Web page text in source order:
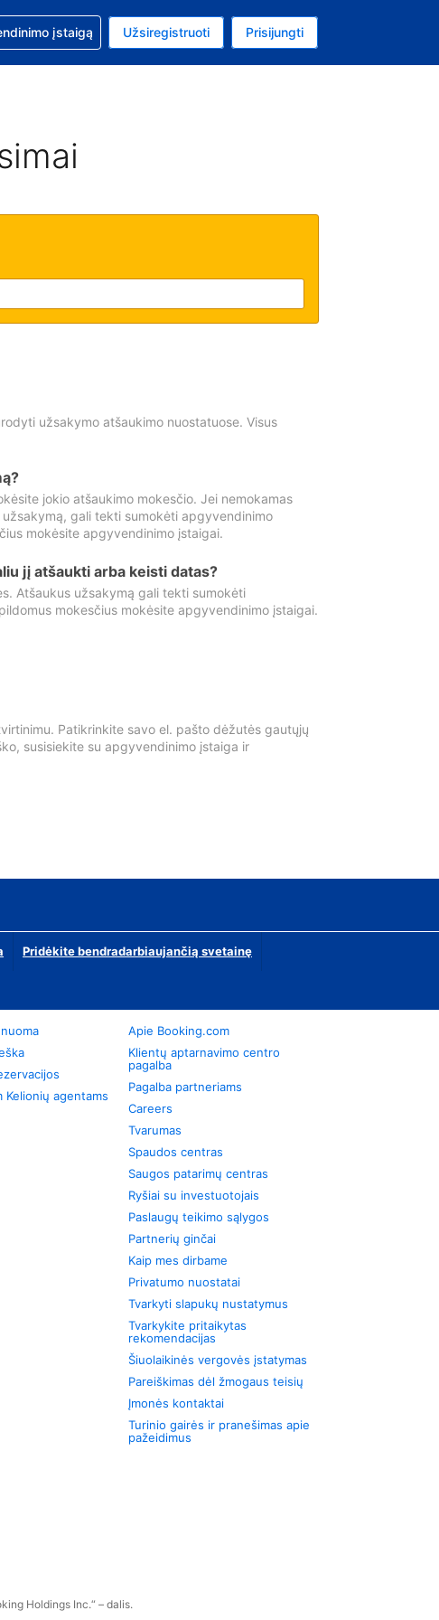
Jungtinių Valstijų doleris
kalba: Lietuvių
įstaigą Užsiregistruoti Prisijungti
užsakymo atšaukimo nuostatuose. Visus
jokio atšaukimo mokesčio. Jei nemokamas
gali tekti sumokėti apgyvendinimo
mokėsite apgyvendinimo įstaigai.
jį atšaukti arba keisti datas?
Atšaukus užsakymą gali tekti sumokėti
mokesčius mokėsite apgyvendinimo įstaigai.
Patikrinkite savo el. pašto dėžutės gautųjų
susisiekite su apgyvendinimo įstaiga ir
Pridėkite bendradarbiaujančią svetainę
Kelionių agentams
Apie Booking.com
Klientų aptarnavimo centro
pagalba
Pagalba partneriams
Careers
Tvarumas
Spaudos centras
Saugos patarimų centras
Ryšiai su investuotojais
Paslaugų teikimo sąlygos
Partnerių ginčai
Kaip mes dirbame
Privatumo nuostatai
Tvarkyti slapukų nustatymus
Tvarkykite pritaikytas
rekomendacijas
Šiuolaikinės vergovės įstatymas
Pareiškimas dėl žmogaus teisių
Įmonės kontaktai
Turinio gairės ir pranešimas apie
pažeidimus
Holdings Inc.“ – dalis.